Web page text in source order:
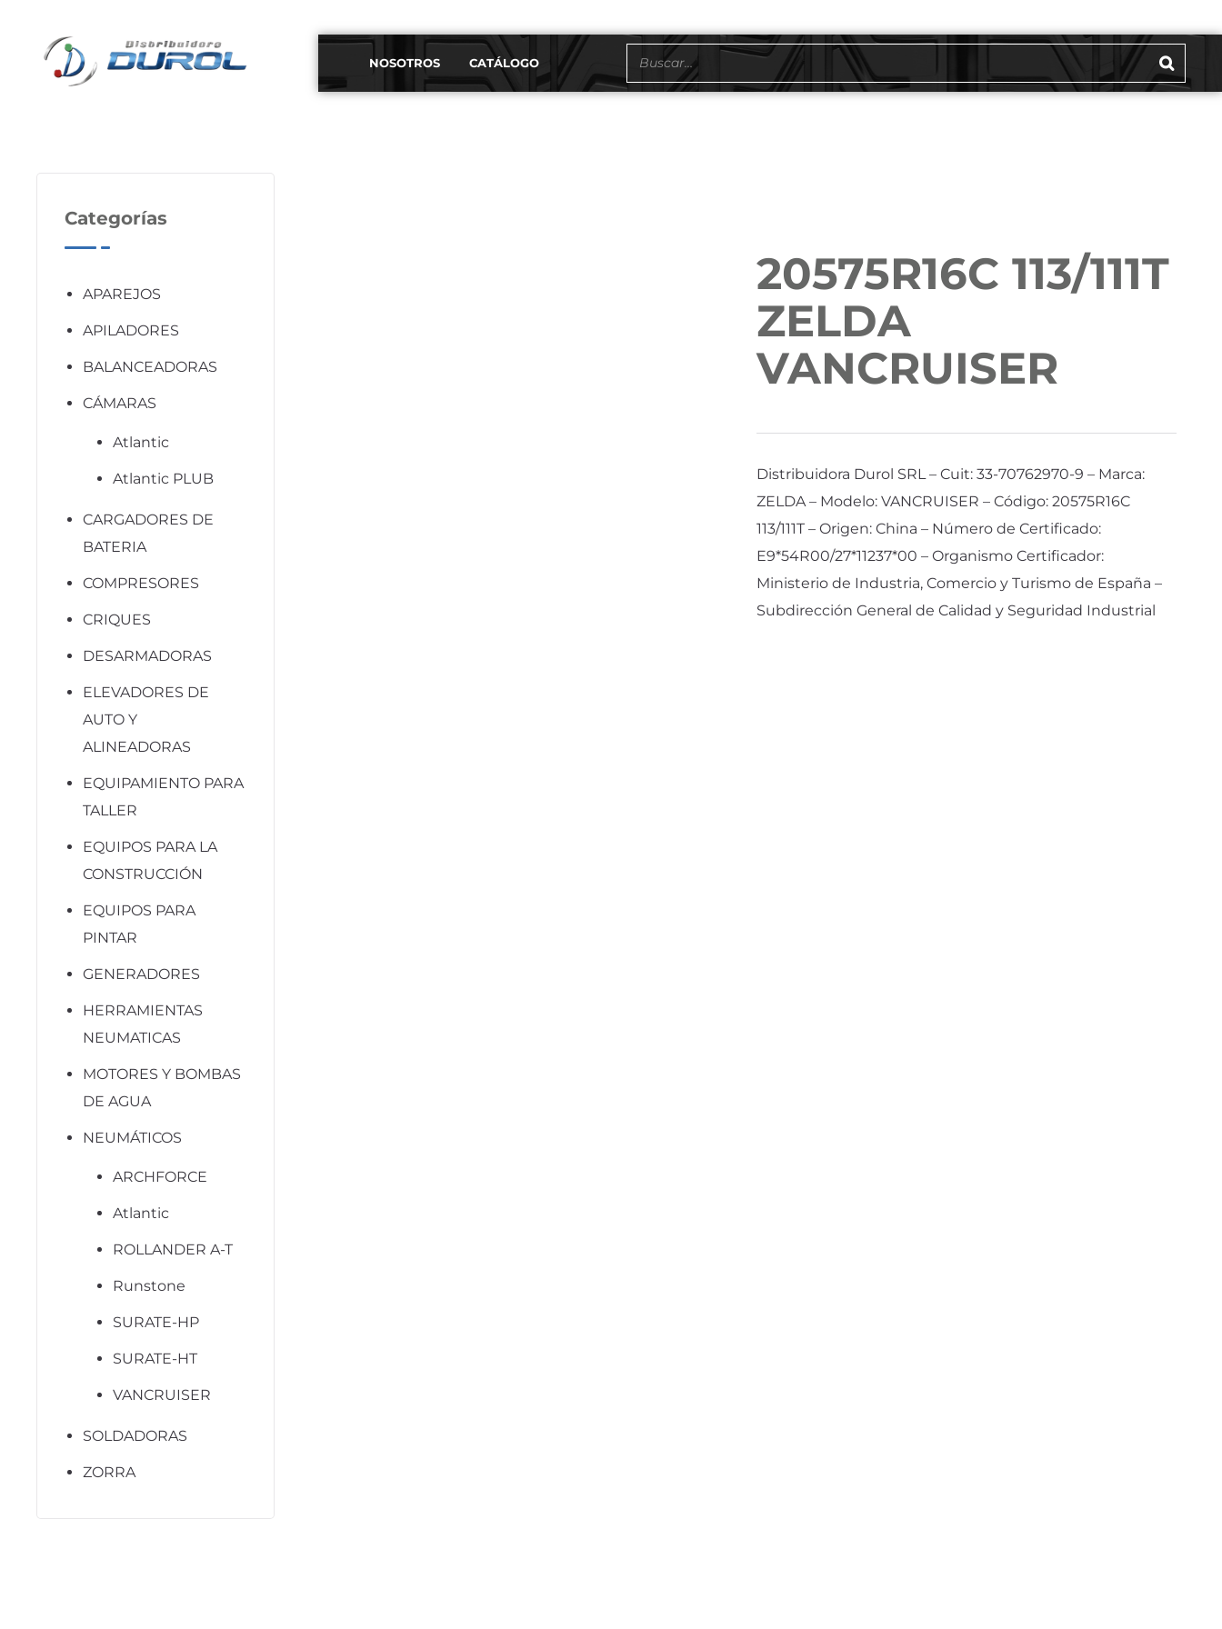
NOSOTROS CATÁLOGO
20575R16C 113/111T
ZELDA
VANCRUISER
Distribuidora Durol SRL – Cuit: 33-70762970-9 – Marca:
ZELDA – Modelo: VANCRUISER – Código: 20575R16C
113/111T – Origen: China – Número de Certificado:
E9*54R00/27*11237*00 – Organismo Certificador:
Ministerio de Industria, Comercio y Turismo de España –
Subdirección General de Calidad y Seguridad Industrial
Categorías
APAREJOS
APILADORES
BALANCEADORAS
CÁMARAS
Atlantic
Atlantic PLUB
CARGADORES DE
BATERIA
COMPRESORES
CRIQUES
DESARMADORAS
ELEVADORES DE
AUTO Y
ALINEADORAS
EQUIPAMIENTO PARA
TALLER
EQUIPOS PARA LA
CONSTRUCCIÓN
EQUIPOS PARA
PINTAR
GENERADORES
HERRAMIENTAS
NEUMATICAS
MOTORES Y BOMBAS
DE AGUA
NEUMÁTICOS
ARCHFORCE
Atlantic
ROLLANDER A-T
Runstone
SURATE-HP
SURATE-HT
VANCRUISER
SOLDADORAS
ZORRA